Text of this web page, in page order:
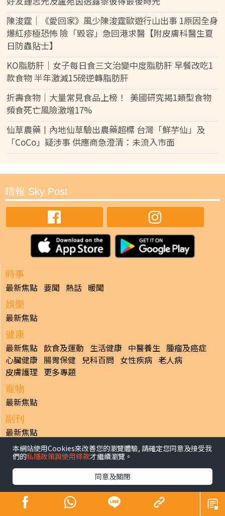
陳浚霆｜《愛回家》風少陳浚霆歐遊行山出事 1原因全身
爆紅疹極恐怖 險「毀容」急回港求醫【附皮膚科醫生夏
日防蟲貼士】
KO脂肪肝｜女子每日食三文治變中度脂肪肝 早餐改吃1
款食物 半年激減15磅逆轉脂肪肝
折壽食物｜大量常見食品上榜！ 美國研究揭1類型食物
頻食死亡風險激增17%
仙草農藥丨內地仙草驗出農藥超標 台灣「鮮芋仙」及
「CoCo」疑涉事 供應商急澄清：未流入市面
晴報 Sky Post
時事
最新焦點 要聞 熱話 暖聞
娛樂
最新焦點
健康
最新焦點 飲食及運動 生活健康 中醫養生 腫瘤及癌症
心臟健康 腸胃保健 兒科百問 女性疾病 老人病
皮膚護理 更多專題
寵物
最新焦點
副刊
最新焦點
日報
揭頁版 港聞 財經/地產 中國/國際
體育 專題/人物
香港經濟日報版權所有©2026
本網站使用Cookies來改善您的瀏覽體驗, 請確定您同意及接受我
們的私隱政策與使用條款才繼續瀏覽。
同意及關閉